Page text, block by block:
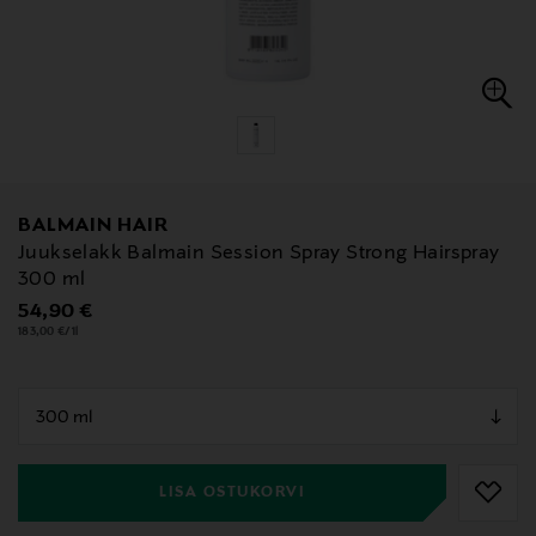
BALMAIN HAIR
Juukselakk Balmain Session Spray Strong Hairspray
300 ml
Original Price
54,90 €
183,00 €/1l
LISA OSTUKORVI